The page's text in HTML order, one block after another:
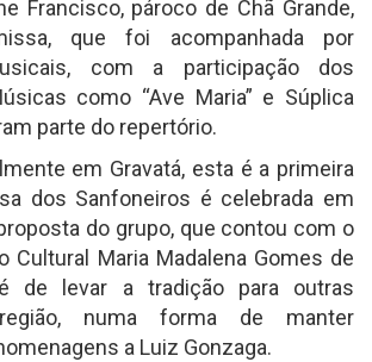
Francisco, pároco de Chã Grande,
que foi acompanhada por
com a participação dos
como “Ave Maria” e Súplica
parte do repertório.
em Gravatá, esta é a primeira
dos Sanfoneiros é celebrada em
do grupo, que contou com o
Cultural Maria Madalena Gomes de
de levar a tradição para outras
numa forma de manter
a Luiz Gonzaga.